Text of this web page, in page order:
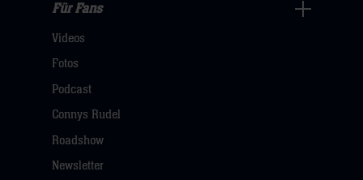
Fans
Navigation
öffnen,
dann
hier
Für Fans
Videos
Fotos
Podcast
Connys Rudel
Roadshow
Newsletter